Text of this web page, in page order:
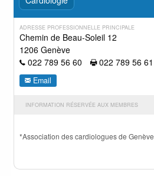
ADRESSE PROFESSIONNELLE PRINCIPALE
Chemin de Beau-Soleil 12
1206 Genève
022 789 56 60
022 789 56 61
Email
INFORMATION RÉSERVÉE AUX MEMBRES
*Association des cardiologues de Genève